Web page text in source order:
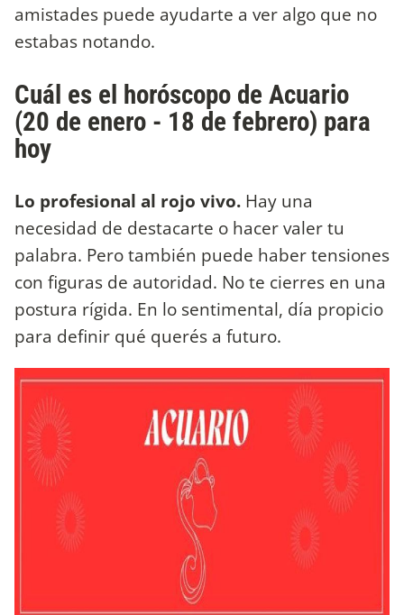
amistades puede ayudarte a ver algo que no
estabas notando.
Cuál es el horóscopo de Acuario
(20 de enero - 18 de febrero) para
hoy
Lo profesional al rojo vivo. Hay una
necesidad de destacarte o hacer valer tu
palabra. Pero también puede haber tensiones
con figuras de autoridad. No te cierres en una
postura rígida. En lo sentimental, día propicio
para definir qué querés a futuro.